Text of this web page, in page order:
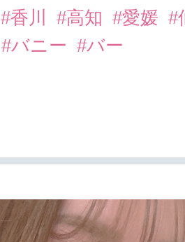
#香川 #高知 #愛媛 #
#バニー #バー